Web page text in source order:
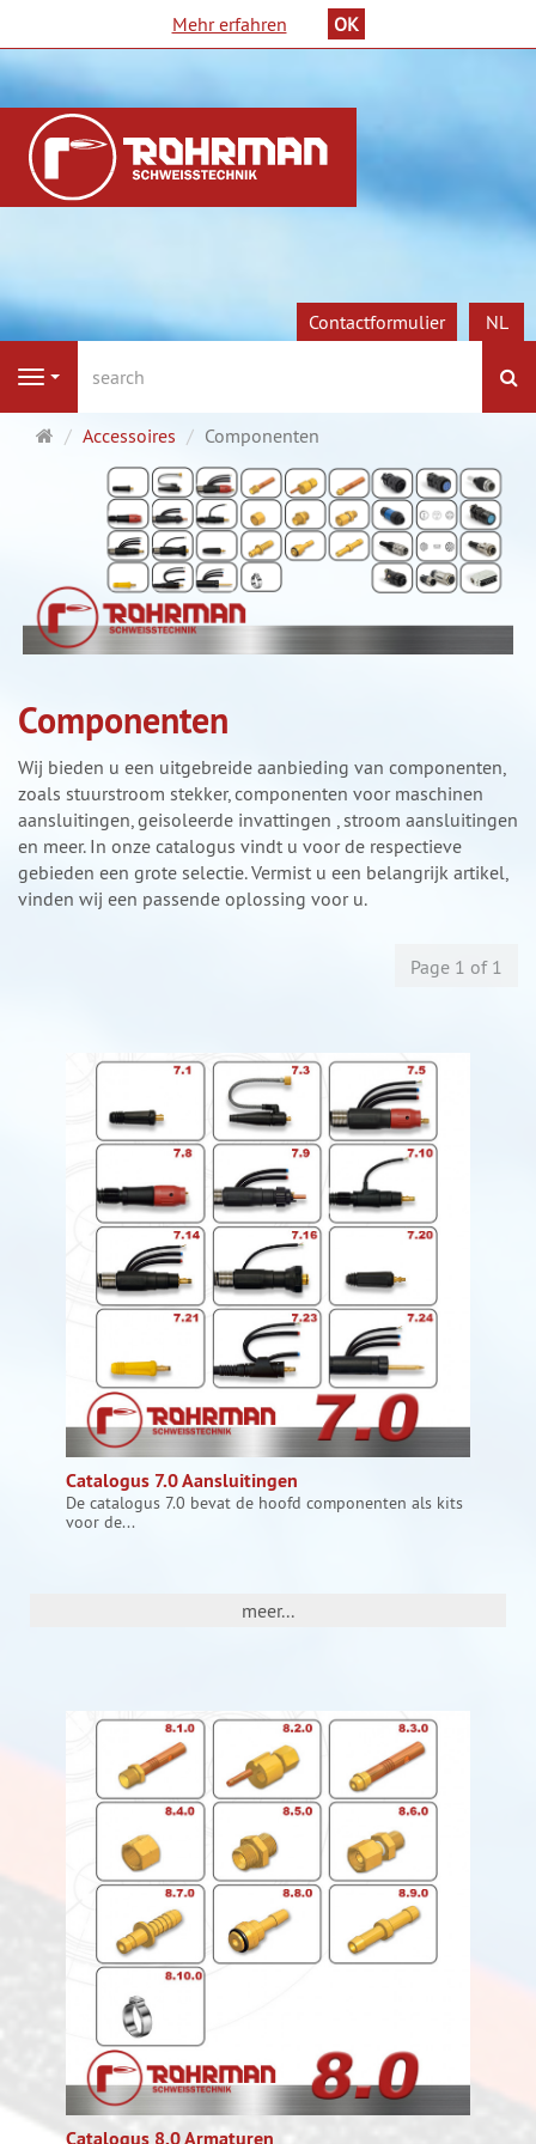
Mehr erfahren OK
Contactformulier NL
Navigation
Startpagina
Accessoires Componenten
Componenten
Wij bieden u een uitgebreide aanbieding van componenten,
zoals stuurstroom stekker, componenten voor maschinen
aansluitingen, geisoleerde invattingen , stroom aansluitingen
en meer. In onze catalogus vindt u voor de respectieve
gebieden een grote selectie. Vermist u een belangrijk artikel,
vinden wij een passende oplossing voor u.
Page 1 of 1
Catalogus 7.0 Aansluitingen
De catalogus 7.0 bevat de hoofd componenten als kits
voor de...
meer...
Catalogus 8.0 Armaturen